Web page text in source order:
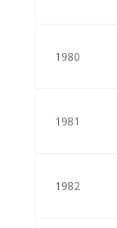
1980
1981
1982